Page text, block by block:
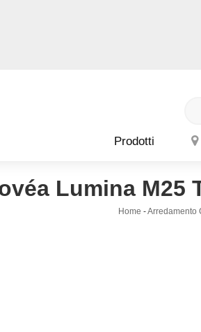
Prodotti
Lumina M25
Home -Arredamento